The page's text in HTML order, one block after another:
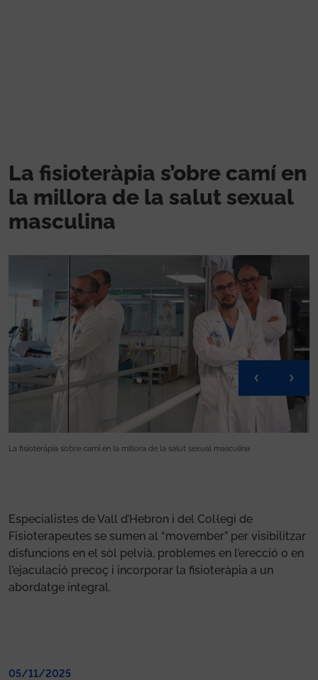
La fisioteràpia s’obre camí en
la millora de la salut sexual
masculina
La fisioteràpia s’obre camí en la millora de la salut sexual masculina
Especialistes de Vall d’Hebron i del Col·legi de
Fisioterapeutes se sumen al “movember” per visibilitzar
disfuncions en el sòl pelvià, problemes en l’erecció o en
l’ejaculació precoç i incorporar la fisioteràpia a un
abordatge integral.
05/11/2025